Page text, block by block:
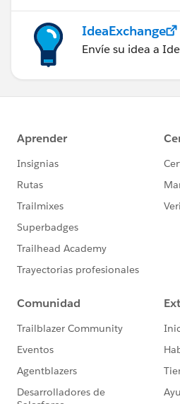
IdeaExchange
Envíe su idea a